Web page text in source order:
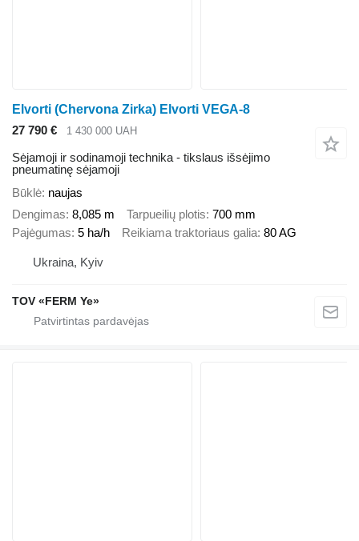
Elvorti (Chervona Zirka) Elvorti VEGA-8
27 790 €
1 430 000 UAH
Sėjamoji ir sodinamoji technika - tikslaus išsėjimo
pneumatinę sėjamoji
Būklė naujas
Dengimas 8,085 m Tarpueilių plotis 700 mm
Pajėgumas 5 ha/h Reikiama traktoriaus galia 80 AG
Ukraina, Kyiv
TOV «FERM Ye»